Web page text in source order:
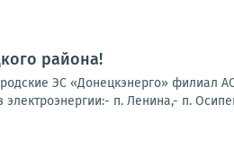
района!
ЭС «Донецкэнерго» филиал
п. Ленина,- п.